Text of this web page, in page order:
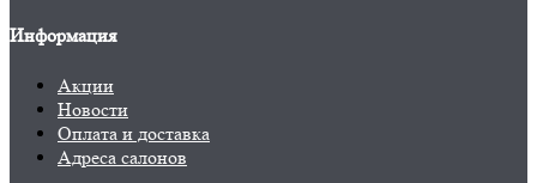
Информация
Акции
Новости
Оплата и доставка
Адреса салонов